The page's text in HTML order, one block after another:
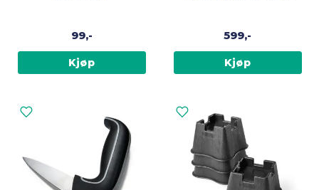
99,-
Kjøp
599,-
Kjøp